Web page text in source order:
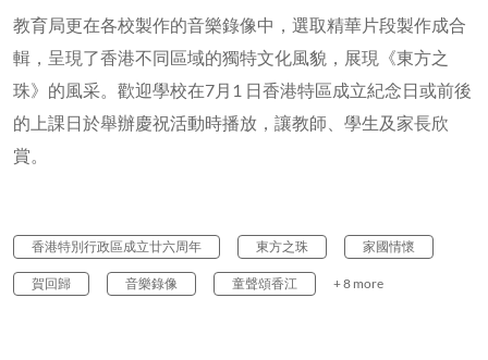
教育局更在各校製作的音樂錄像中，選取精華片段製作成合
輯，呈現了香港不同區域的獨特文化風貌，展現《東方之
珠》的風采。歡迎學校在7月1 日香港特區成立紀念日或前後
的上課日於舉辦慶祝活動時播放，讓教師、學生及家長欣
賞。
香港特別行政區成立廿六周年 東方之珠 家國情懷
賀回歸 音樂錄像 童聲頌香江 + 8 more